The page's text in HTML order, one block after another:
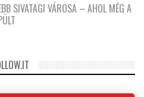
SIVATAGI VÁROSA – AHOL MÉG A